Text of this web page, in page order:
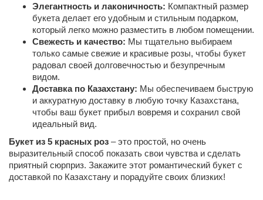
Элегантность и лаконичность: Компактный размер
букета делает его удобным и стильным подарком,
который легко можно разместить в любом помещении.
Свежесть и качество: Мы тщательно выбираем
только самые свежие и красивые розы, чтобы букет
радовал своей долговечностью и безупречным
видом.
Доставка по Казахстану: Мы обеспечиваем быструю
и аккуратную доставку в любую точку Казахстана,
чтобы ваш букет прибыл вовремя и сохранил свой
идеальный вид.
Букет из 5 красных роз – это простой, но очень
выразительный способ показать свои чувства и сделать
приятный сюрприз. Закажите этот романтический букет с
доставкой по Казахстану и порадуйте своих близких!